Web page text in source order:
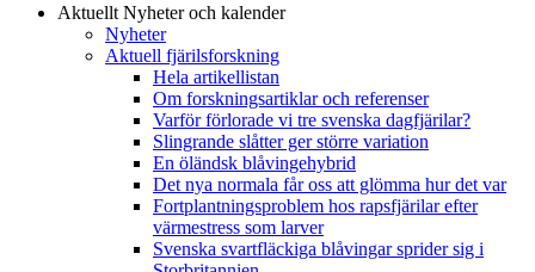
Aktuellt Nyheter och kalender
Nyheter
Aktuell fjärilsforskning
Hela artikellistan
Om forskningsartiklar och referenser
Varför förlorade vi tre svenska dagfjärilar?
Slingrande slåtter ger större variation
En öländsk blåvingehybrid
Det nya normala får oss att glömma hur det var
Fortplantningsproblem hos rapsfjärilar efter
värmestress som larver
Svenska svartfläckiga blåvingar sprider sig i